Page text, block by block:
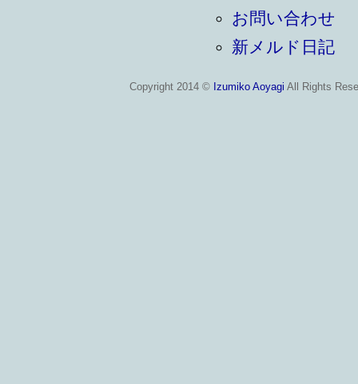
お問い合わせ
新メルド日記
Copyright 2014 © Izumiko Aoyagi All Rights